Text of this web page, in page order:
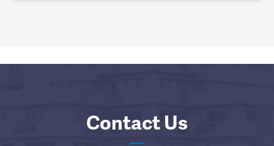
Contact Us